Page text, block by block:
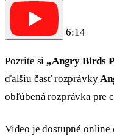
6:14
Pozrite si „Angry Birds
ďalšiu časť rozprávky
obľúbená rozprávka pre
Video je dostupné online